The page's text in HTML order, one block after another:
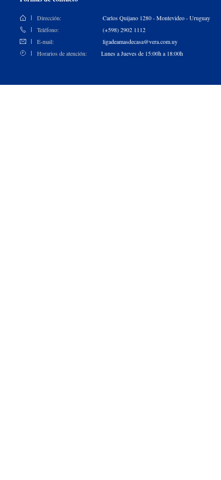
Dirección:
Carlos Quijano 1280 - Montevideo - Uruguay
Teléfono:
(+598) 2902 1112
E-mail:
ligadeamasdecasa@vera.com.uy
Horarios de atención:
Lunes a Jueves de 15:00h a 18:00h